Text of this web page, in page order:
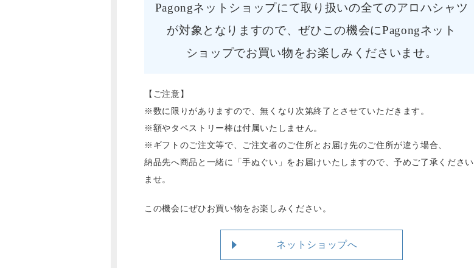
Pagongネットショップにて取り扱いの全てのアロハシャツ
が対象となりますので、ぜひこの機会にPagongネット
ショップでお買い物をお楽しみくださいませ。
【ご注意】
※数に限りがありますので、無くなり次第終了とさせていただきます。
※額やタペストリー棒は付属いたしません。
※ギフトのご注文等で、ご注文者のご住所とお届け先のご住所が違う場合、
納品先へ商品と一緒に「手ぬぐい」をお届けいたしますので、予めご了承ください
ませ。
この機会にぜひお買い物をお楽しみください。
ネットショップへ